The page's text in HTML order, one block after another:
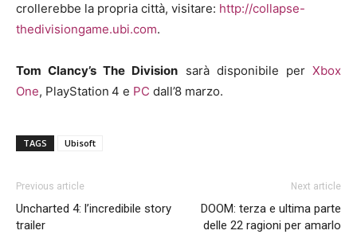
crollerebbe la propria città, visitare: http://collapse-
thedivisiongame.ubi.com.
Tom Clancy’s The Division sarà disponibile perXbox
One, PlayStation 4 e PC dall’8 marzo.
TAGS Ubisoft
Previous article
Uncharted 4: l’incredibile story
trailer
Next article
DOOM: terza e ultima parte
delle 22 ragioni per amarlo